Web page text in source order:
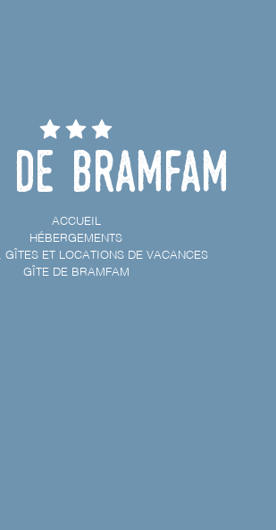
Bramfam
ACCUEIL
HÉBERGEMENTS
GÎTES ET LOCATIONS DE VACANCES
GÎTE DE BRAMFAM